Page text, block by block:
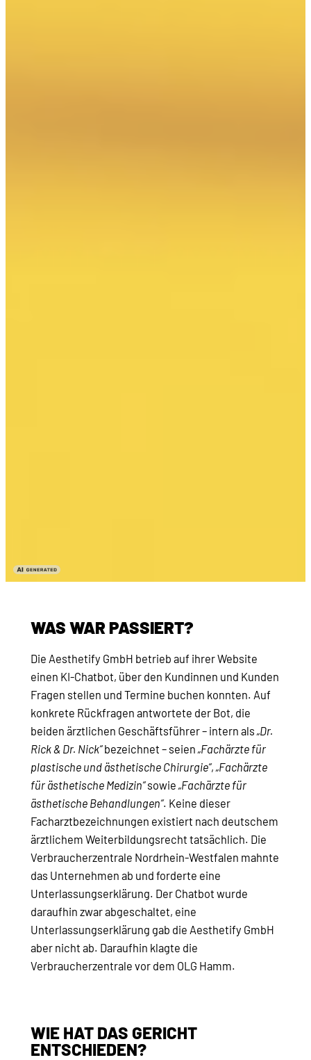
WAS WAR PASSIERT?
Die Aesthetify GmbH betrieb auf ihrer Website
einen KI-Chatbot, über den Kundinnen und Kunden
Fragen stellen und Termine buchen konnten. Auf
konkrete Rückfragen antwortete der Bot, die
beiden ärztlichen Geschäftsführer – intern als „Dr.
Rick & Dr. Nick“bezeichnet – seien „Fachärzte für
plastische und ästhetische Chirurgie“, „Fachärzte
für ästhetische Medizin“sowie „Fachärzte für
ästhetische Behandlungen“. Keine dieser
Facharztbezeichnungen existiert nach deutschem
ärztlichem Weiterbildungsrecht tatsächlich. Die
Verbraucherzentrale Nordrhein-Westfalen mahnte
das Unternehmen ab und forderte eine
Unterlassungserklärung. Der Chatbot wurde
daraufhin zwar abgeschaltet, eine
Unterlassungserklärung gab die Aesthetify GmbH
aber nicht ab. Daraufhin klagte die
Verbraucherzentrale vor dem OLG Hamm.
WIE HAT DAS GERICHT
ENTSCHIEDEN?